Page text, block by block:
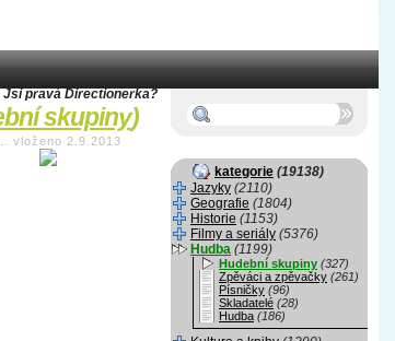
Jsi pravá Directionerka?
skupiny)
vloženo 2.9.2013
kategorie (19138)
Jazyky (2110)
Geografie (1804)
Historie (1153)
Filmy a seriály (5376)
Hudba (1199)
Hudební skupiny (327)
Zpěváci a zpěvačky (261)
Písničky (96)
Skladatelé (28)
Hudba (186)